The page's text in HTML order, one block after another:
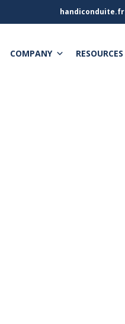
handiconduite.fr
COMPANY RESOURCES